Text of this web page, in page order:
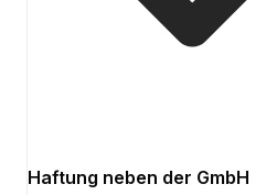
Haftung neben der GmbH